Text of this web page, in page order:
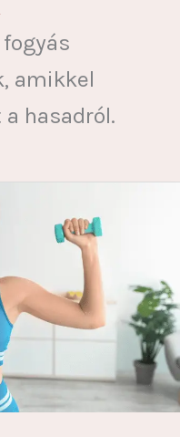
amikkel
hasadról.